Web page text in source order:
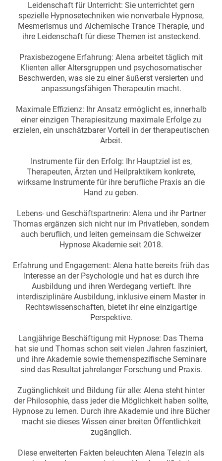
Leidenschaft für Unterricht: Sie unterrichtet gern
spezielle Hypnosetechniken wie nonverbale Hypnose,
Mesmerismus und Alchemische Trance Therapie, und
ihre Leidenschaft für diese Themen ist ansteckend.
Praxisbezogene Erfahrung: Alena arbeitet täglich mit
Klienten aller Altersgruppen und psychosomatischer
Beschwerden, was sie zu einer äußerst versierten und
anpassungsfähigen Therapeutin macht.
Maximale Effizienz: Ihr Ansatz ermöglicht es, innerhalb
einer einzigen Therapiesitzung maximale Erfolge zu
erzielen, ein unschätzbarer Vorteil in der therapeutischen
Arbeit.
Instrumente für den Erfolg: Ihr Hauptziel ist es,
Therapeuten, Ärzten und Heilpraktikern konkrete,
wirksame Instrumente für ihre berufliche Praxis an die
Hand zu geben.
Lebens- und Geschäftspartnerin: Alena und ihr Partner
Thomas ergänzen sich nicht nur im Privatleben, sondern
auch beruflich, und leiten gemeinsam die Schweizer
Hypnose Akademie seit 2018.
Erfahrung und Engagement: Alena hatte bereits früh das
Interesse an der Psychologie und hat es durch ihre
Ausbildung und ihren Werdegang vertieft. Ihre
interdisziplinäre Ausbildung, inklusive einem Master in
Rechtswissenschaften, bietet ihr eine einzigartige
Perspektive.
Langjährige Beschäftigung mit Hypnose: Das Thema
hat sie und Thomas schon seit vielen Jahren fasziniert,
und ihre Akademie sowie themenspezifische Seminare
sind das Resultat jahrelanger Forschung und Praxis.
Zugänglichkeit und Bildung für alle: Alena steht hinter
der Philosophie, dass jeder die Möglichkeit haben sollte,
Hypnose zu lernen. Durch ihre Akademie und ihre Bücher
macht sie dieses Wissen einer breiten Öffentlichkeit
zugänglich.
Diese erweiterten Fakten beleuchten Alena Telezin als